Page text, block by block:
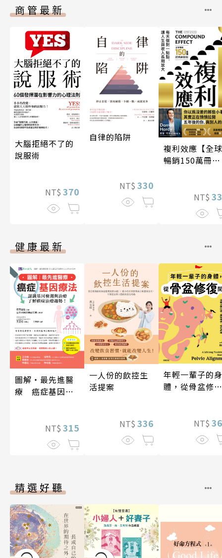
商管最新
大腦拒絕不了的
說服術
NT$ 370
自律的陷阱
NT$ 330
複利效應【全球
暢銷150萬冊・
NT$
健康最新
圖解‧最先進醫
療 癌症基因療
NT$ 315
一人份的飲控生
活提案
NT$ 336
年輕一輩子的身
體，從骨盆修復
動」，遠離小腹
凸出、肩頸僵
硬、慢性疼痛
NT$
精選好聽